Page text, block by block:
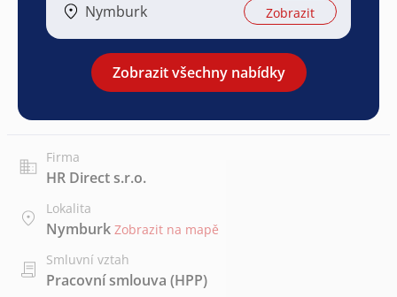
Nymburk Zobrazit
Zobrazit všechny nabídky
Firma
HR Direct s.r.o.
Lokalita
Nymburk Zobrazit na mapě
Smluvní vztah
Pracovní smlouva (HPP)